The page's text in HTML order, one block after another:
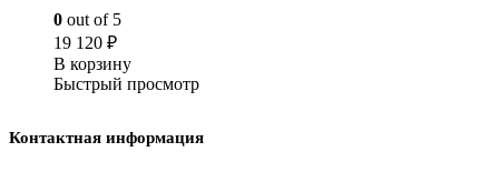
0 out of 5
19 120 ₽
В корзину
Быстрый просмотр
Контактная информация